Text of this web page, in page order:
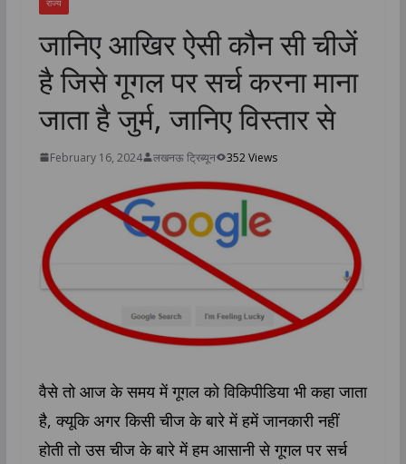
जानिए आखिर ऐसी कौन सी चीजें
है जिसे गूगल पर सर्च करना माना
जाता है जुर्म, जानिए विस्तार से
February 16, 2024 लखनऊ ट्रिब्यून 352 Views
वैसे तो आज के समय में गूगल को विकिपीडिया भी कहा जाता
है, क्यूकि अगर किसी चीज के बारे में हमें जानकारी नहीं
होती तो उस चीज के बारे में हम आसानी से गूगल पर सर्च